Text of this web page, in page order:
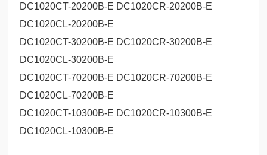
DC1020CT-20200B-E DC1020CR-20200B-E
DC1020CL-20200B-E
DC1020CT-30200B-E DC1020CR-30200B-E
DC1020CL-30200B-E
DC1020CT-70200B-E DC1020CR-70200B-E
DC1020CL-70200B-E
DC1020CT-10300B-E DC1020CR-10300B-E
DC1020CL-10300B-E